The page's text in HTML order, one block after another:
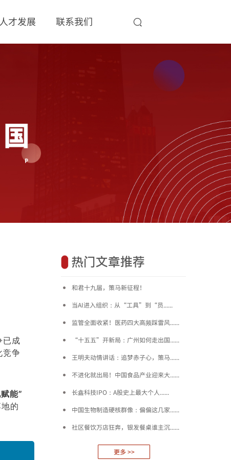
人才发展 联系我们
热门文章推荐
和君十九届，策马新征程！
当AI进入组织：从“工具”到“员......
监管全面收紧！医药四大高频踩雷风......
“十五五”开新局：广州如何走出国......
王明夫动情讲话：追梦赤子心，策马......
不进化就出局！中国食品产业迎来大......
长鑫科技IPO：A股史上最大个人......
中国生物制造硬核群像：偏偏这几家......
社区餐饮万店狂奔，银发餐桌谁主沉......
更多 >>
已成
竞争
能”
的